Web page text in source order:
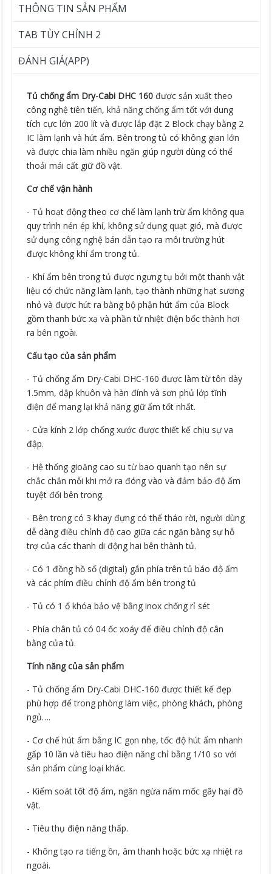
THÔNG TIN SẢN PHẨM
TAB TÙY CHỈNH 2
ĐÁNH GIÁ(APP)
Tủ chống ẩm Dry-Cabi DHC 160được sản xuất theo
công nghệ tiên tiến, khả năng chống ẩm tốt với dung
tích cực lớn 200 lít và được lắp đặt 2 Block chạy bằng 2
IC làm lạnh và hút ẩm. Bên trong tủ có không gian lớn
và được chia làm nhiều ngăn giúp người dùng có thể
thoải mái cất giữ đồ vật.
Cơ chế vận hành
- Tủ hoạt động theo cơ chế làm lạnh trừ ẩm không qua
quy trình nén ép khí, không sử dụng quạt gió, mà được
sử dụng công nghệ bán dẫn tạo ra môi trường hút
được không khí ẩm trong tủ.
- Khí ẩm bên trong tủ được ngưng tụ bởi một thanh vật
liệu có chức năng làm lạnh, tạo thành những hạt sương
nhỏ và được hút ra bằng bộ phận hút ẩm của Block
gồm thanh bức xạ và phần tử nhiệt điện bốc thành hơi
ra bên ngoài.
Cấu tạo của sản phẩm
- Tủ chống ẩm Dry-Cabi DHC-160 được làm từ tôn dày
1.5mm, dập khuôn và hàn đính và sơn phủ lớp tĩnh
điện để mang lại khả năng giữ ẩm tốt nhất.
- Cửa kính 2 lớp chống xước được thiết kế chịu sự va
đập.
- Hệ thống gioăng cao su từ bao quanh tạo nên sự
chắc chắn mỗi khi mở ra đóng vào và đảm bảo độ ẩm
tuyệt đối bên trong.
- Bên trong có 3 khay đựng có thể tháo rời, người dùng
dễ dàng điều chỉnh độ cao giữa các ngăn bằng sự hỗ
trợ của các thanh di động hai bên thành tủ.
- Có 1 đồng hồ số (digital) gắn phía trên tủ báo độ ẩm
và các phím điều chỉnh độ ẩm bên trong tủ
- Tủ có 1 ổ khóa bảo vệ bằng inox chống rỉ sét
- Phía chân tủ có 04 ốc xoáy để điều chỉnh độ cân
bằng của tủ.
Tính năng của sản phẩm
- Tủ chống ẩm Dry-Cabi DHC-160 được thiết kế đẹp
phù hợp để trong phòng làm việc, phòng khách, phòng
ngủ….
- Cơ chế hút ẩm bằng IC gọn nhẹ, tốc độ hút ẩm nhanh
gấp 10 lần và tiêu hao điện năng chỉ bằng 1/10 so với
sản phẩm cùng loại khác.
- Kiểm soát tốt độ ẩm, ngăn ngừa nấm mốc gây hại đồ
vật.
- Tiêu thụ điện năng thấp.
- Không tạo ra tiếng ồn, âm thanh hoặc bức xạ nhiệt ra
ngoài.